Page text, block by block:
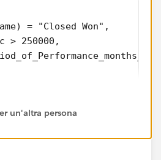
= "Closed Won",
> 250000,
un'altra persona